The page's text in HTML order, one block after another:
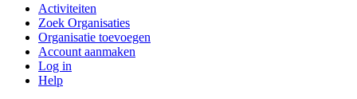
Activiteiten
Zoek Organisaties
Organisatie toevoegen
Account aanmaken
Log in
Help